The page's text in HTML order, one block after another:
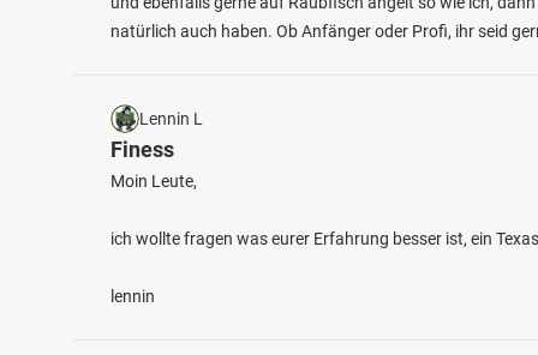
Fischarten: Wels, Döbel, Flussbarsch, Aal, Rapfen
natürlich auch haben. Ob Anfänger oder Profi, ihr seid
Lennin L
Finess
Moin Leute,
ich wollte fragen was eurer Erfahrung besser ist, ein
lennin